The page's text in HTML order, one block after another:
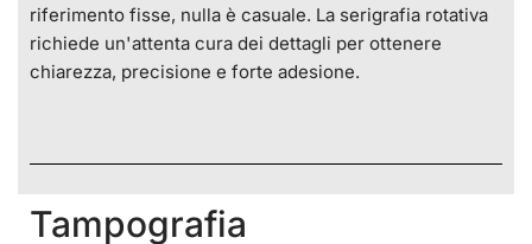
riferimento fisse, nulla è casuale. La serigrafia rotativa
richiede un'attenta cura dei dettagli per ottenere
chiarezza, precisione e forte adesione.
Tampografia